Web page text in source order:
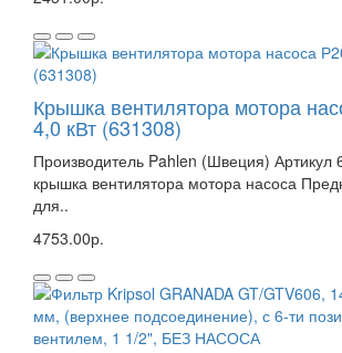
Крышка вентилятора мотора
4,0 кВт (631308)
Производитель Pahlen (Швеция) Артикул
крышка вентилятора мотора насоса
для..
4753.00р.